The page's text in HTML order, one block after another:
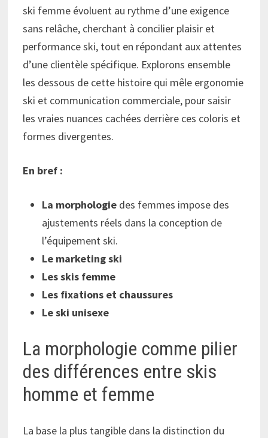
ski femme évoluent au rythme d’une exigence
sans relâche, cherchant à concilier plaisir et
performance ski, tout en répondant aux attentes
d’une clientèle spécifique. Explorons ensemble
les dessous de cette histoire qui mêle ergonomie
ski et communication commerciale, pour saisir
les vraies nuances cachées derrière ces coloris et
formes divergentes.
En bref :
La morphologie des femmes impose des
ajustements réels dans la conception de
l’équipement ski.
Le marketing ski
Les skis femme
Les fixations et chaussures
Le ski unisexe
La morphologie comme pilier
des différences entre skis
homme et femme
La base la plus tangible dans la distinction du